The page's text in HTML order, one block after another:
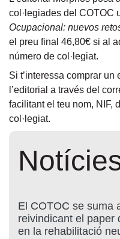
col·legiades del COTOC
Ocupacional: nuevos
el preu final 46,80€ si al
número de col·legiat.
Si t’interessa comprar un
l’editorial a través del
facilitant el teu nom, NIF,
col·legiat.
El COTOC se suma
reivindicant el paper
en la rehabilitació